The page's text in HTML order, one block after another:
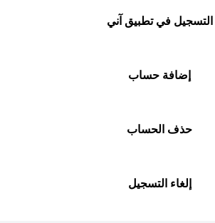
التسجيل في تطبيق آني
إضافة حساب
حذف الحساب
إلغاء التسجيل